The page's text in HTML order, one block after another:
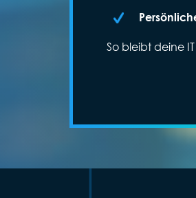
So bleibt deine